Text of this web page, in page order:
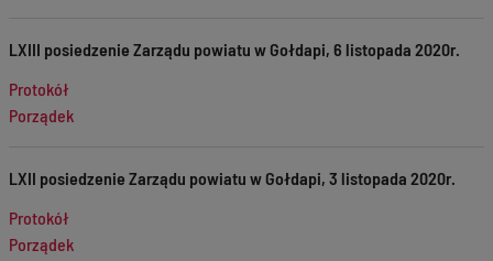
LXIII posiedzenie Zarządu powiatu w Gołdapi, 6 listopada 2020r.
Protokół
Porządek
LXII posiedzenie Zarządu powiatu w Gołdapi, 3 listopada 2020r.
Protokół
Porządek